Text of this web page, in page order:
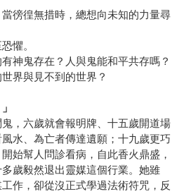
踏進出版的第一步。 1990年成立
己的美術設計書及自製的美勞工
號時，某報社出版記者寫了一篇
張輝明那年還在掙扎，「出版人
種賣書起家，編輯為理想出書，
，所以他不斷問自己「我是要做
人？做怎樣的出版人？」選擇前
安穩，三采也將永遠是一個美勞
默默消失，這不就是許多出版社
了後者。 但出版又是什麼？一開
徬徨無措時，總想向未知的力量尋
懼。
神鬼存在？人與鬼能和平共存嗎？
界與見不到的世界？
，六歲就會報明牌、十五歲開道場
水、為亡者傳達遺願；十九歲更巧
始幫人問診看病，自此香火鼎盛，
歲毅然退出靈媒這個行業。她雖
工作，卻從沒正式學過法術符咒，反